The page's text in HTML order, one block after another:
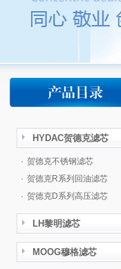
HYDAC贺德克滤芯
· 贺德克不锈钢滤芯
· 贺德克R系列回油滤芯
· 贺德克D系列高压滤芯
LH黎明滤芯
MOOG穆格滤芯